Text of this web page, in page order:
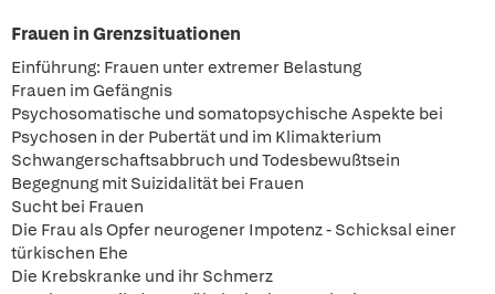
Frauen in Grenzsituationen
Einführung: Frauen unter extremer Belastung
Frauen im Gefängnis
Psychosomatische und somatopsychische Aspekte bei
Psychosen in der Pubertät und im Klimakterium
Schwangerschaftsabbruch und Todesbewußtsein
Begegnung mit Suizidalität bei Frauen
Sucht bei Frauen
Die Frau als Opfer neurogener Impotenz - Schicksal einer
türkischen Ehe
Die Krebskranke und ihr Schmerz